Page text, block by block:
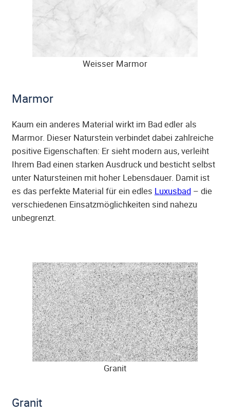
Weisser Marmor
Marmor
Kaum ein anderes Material wirkt im Bad edler als
Marmor. Dieser Naturstein verbindet dabei zahlreiche
positive Eigenschaften: Er sieht modern aus, verleiht
Ihrem Bad einen starken Ausdruck und besticht selbst
unter Natursteinen mit hoher Lebensdauer. Damit ist
es das perfekte Material für ein edles Luxusbad – die
verschiedenen Einsatzmöglichkeiten sind nahezu
unbegrenzt.
Granit
Granit